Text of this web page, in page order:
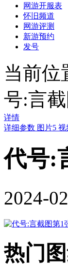
网游开服表
怀旧频道
网游评测
新游预约
发号
当前位
号:言截
详情
详细参数 图片5 视
代号:
2024-
热门